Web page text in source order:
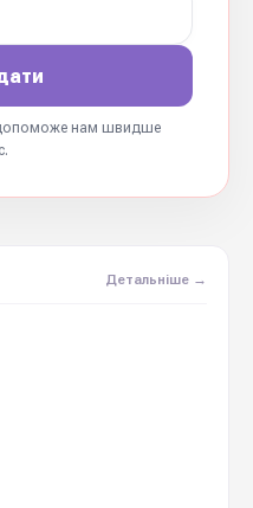
допоможе нам швидше
Детальніше →